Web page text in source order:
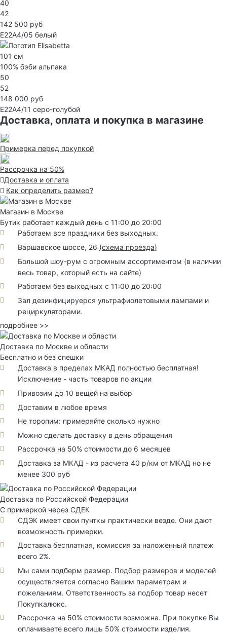
40
42
142 500 руб
E22A4/05 белый
101 см
100% бэби альпака
50
52
148 000 руб
E22A4/11 серо-голубой
Доставка, оплата и покупка в магазине
Примерка перед покупкой
Рассрочка на 50%
Доставка и оплата
Как определить размер?
Магазин в Москве
Бутик работает каждый день с 11:00 до 20:00
Работаем все праздники без выходных.
Варшавское шоссе, 26 (схема проезда)
Большой шоу-рум с огромным ассортиментом (в наличии
весь товар, который есть на сайте)
Работаем без выходных с 11:00 до 20:00
Зал дезинфицируерся ультрафиолетовыми лампами и
рециркуляторами.
подробнее >>
Доставка по Москве и области
Бесплатно и без спешки
Доставка в пределах МКАД полностью бесплатная!
Исключение - часть товаров по акции
Привозим до 10 вещей на выбор
Доставим в любое время
Не торопим: примеряйте сколько нужно
Можно сделать доставку в день обращения
Рассрочка на 50% стоимости до 6 месяцев
Доставка за МКАД - из расчета 40 р/км от МКАД но не
менее 300 руб
Доставка по Российской Федерации
С примеркой через СДЕК
СДЭК имеет свои пунткы практически везде. Они дают
возможность примерки.
Доставка бесплатная, комиссия за наложенный платеж
всего 2%.
Мы сами подберм размер. Подбор размеров и моделей
осуществляется согласно Вашим параметрам и
пожеланиям. Ответственность за подбор товар несет
Покупкалюкс.
Рассрочка на 50% стоимости возможна. При покупке Вы
оплачиваете всего лишь 50% стоимости изделия.